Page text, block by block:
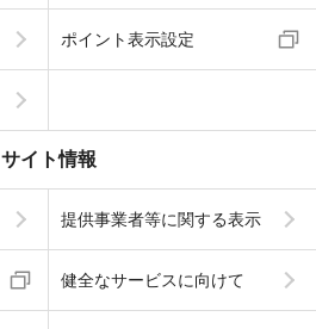
ポイント表示設定
サイト情報
提供事業者等に関する表示
健全なサービスに向けて